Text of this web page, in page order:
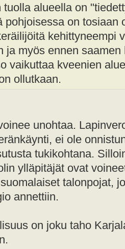
tuolla alueella on
pohjoisessa on tosiaan
kehittyneempi
ja myös ennen
vaikuttaa kveenien
ollutkaan.
unohtaa.
ei ole
tukikohtana.
ylläpitäjät ovat
talonpojat,
annettiin.
on joku taho